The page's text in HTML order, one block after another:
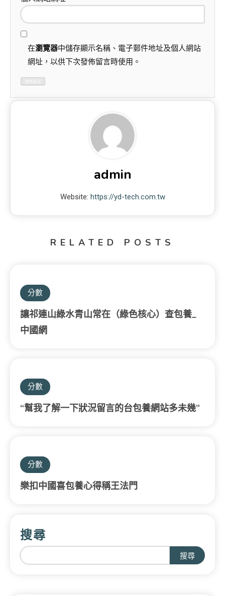
在瀏覽器中儲存顯示名稱、電子郵件地址及個人網站
網址，以供下次發佈留言時使用。
admin
Website: https://yd-tech.com.tw
RELATED POSTS
分數
讓祁連山綠水青山常在（綠色核心）查包養_
中國網
分數
“幫我了解一下狀況留言的台包養網站多未幾”
分數
樂扣中國喜包養心得稱王法門
搜尋
搜尋